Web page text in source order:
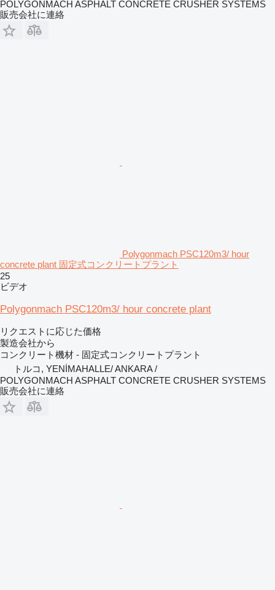
POLYGONMACH ASPHALT CONCRETE CRUSHER SYSTEMS
販売会社に連絡
Polygonmach PSC120m3/ hour
concrete plant 固定式コンクリートプラント
25
ビデオ
Polygonmach PSC120m3/ hour concrete plant
リクエストに応じた価格
製造会社から
コンクリート機材 - 固定式コンクリートプラント
トルコ, YENİMAHALLE/ ANKARA /
POLYGONMACH ASPHALT CONCRETE CRUSHER SYSTEMS
販売会社に連絡